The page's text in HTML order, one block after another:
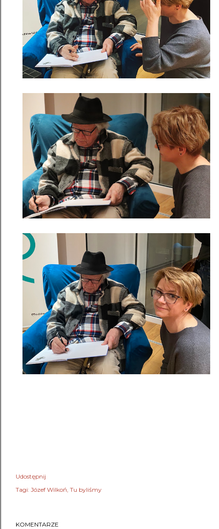
Udostępnij
Tagi: Józef Wilkoń Tu byliśmy
KOMENTARZE